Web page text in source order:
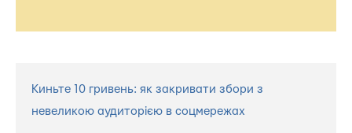
Киньте 10 гривень: як закривати збори з
невеликою аудиторією в соцмережах